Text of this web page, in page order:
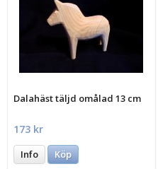
Dalahäst täljd omålad 13 cm
173 kr
Info Köp